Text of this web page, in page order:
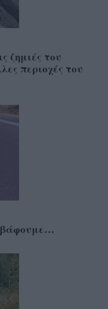
ζημιές του
περιοχές του
βάφουμε…